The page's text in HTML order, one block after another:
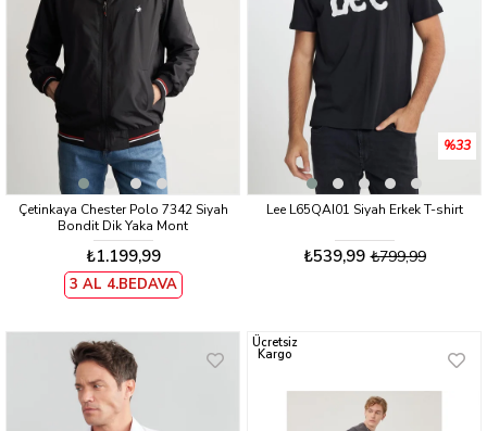
Çetinkaya Chester Polo 7342 Siyah
Bondit Dik Yaka Mont
₺1.199,99
3 AL 4.BEDAVA
Lee L65QAI01 Siyah Erkek T-shirt
₺539,99 ₺799,99
%33
Ücretsiz
Kargo